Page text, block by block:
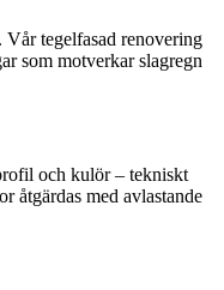
tegelfasad renovering
som motverkar slagregn
och kulör – tekniskt
åtgärdas med avlastande